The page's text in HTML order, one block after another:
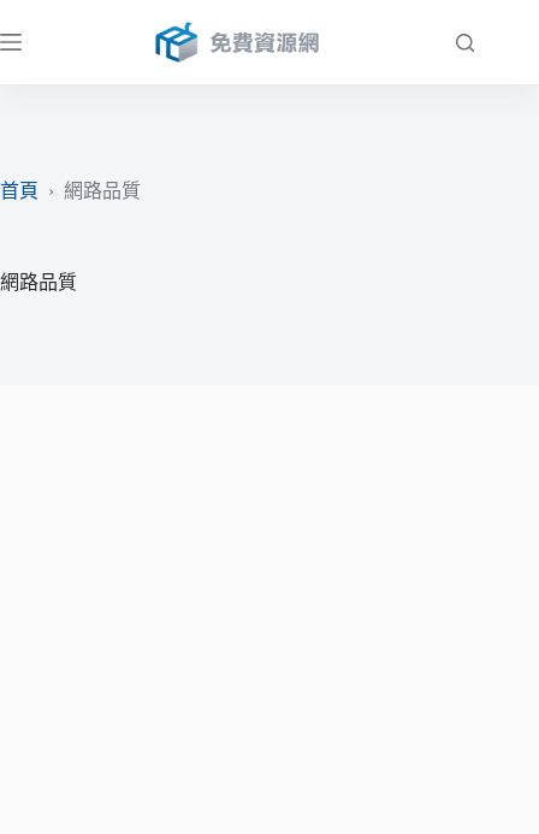
至
首頁
› 網路品質
網路品質